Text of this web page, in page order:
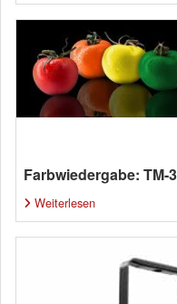
Farbwiedergabe: TM-
Weiterlesen